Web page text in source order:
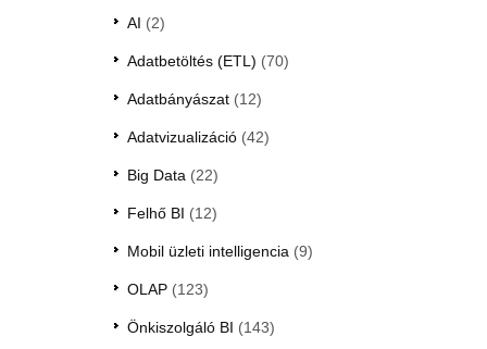
AI (2)
Adatbetöltés (ETL) (70)
Adatbányászat(12)
Adatvizualizáció(42)
Big Data (22)
Felhő BI (12)
Mobil üzleti intelligencia (9)
OLAP(123)
Önkiszolgáló BI (143)